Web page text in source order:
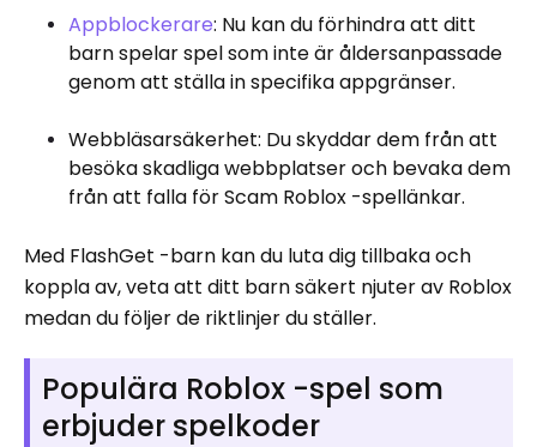
Appblockerare: Nu kan du förhindra att ditt
barn spelar spel som inte är åldersanpassade
genom att ställa in specifika appgränser.
Webbläsarsäkerhet: Du skyddar dem från att
besöka skadliga webbplatser och bevaka dem
från att falla för Scam Roblox -spellänkar.
Med FlashGet -barn kan du luta dig tillbaka och
koppla av, veta att ditt barn säkert njuter av Roblox
medan du följer de riktlinjer du ställer.
Populära Roblox -spel som
erbjuder spelkoder